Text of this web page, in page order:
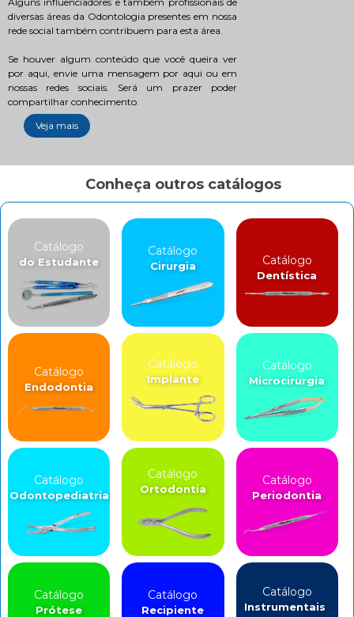
diversas áreas da Odontologia presentes em nossa
rede social também contribuem para esta área.
Se houver algum conteúdo que você queira ver
por aqui, envie uma mensagem por aqui ou em
nossas redes sociais. Será um prazer poder
compartilhar conhecimento.
Veja mais
Conheça outros catálogos
Catálogo
do Estudante
Catálogo
Cirurgia Catálogo
Dentística
Catálogo
Endodontia
Catálogo
Implante
Catálogo
Microcirurgia
Catálogo
Odontopediatria
Catálogo
Ortodontia
Catálogo
Periodontia
Catálogo
Prótese
Catálogo
Recipiente
Catálogo
Instrumentais